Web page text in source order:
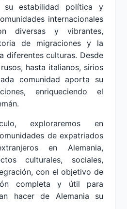
su estabilidad política y
internacionales
diversas y vibrantes,
de migraciones y la
diferentes culturas. Desde
hasta italianos, sirios
comunidad aporta su
enriqueciendo el
exploraremos en
de expatriados
en Alemania,
culturales, sociales,
con el objetivo de
completa y útil para
hacer de Alemania su